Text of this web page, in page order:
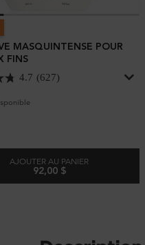
MASQUINTENSE POUR
FINS
4.7 (627)
AJOUTER AU PANIER
92,00 $